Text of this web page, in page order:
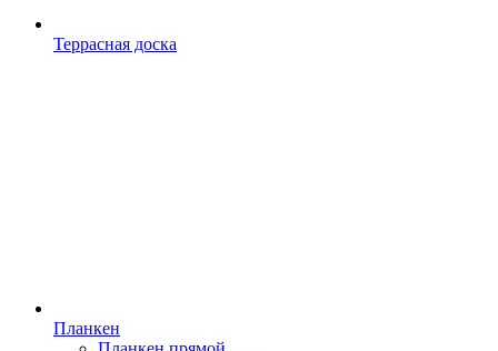
Террасная доска
Планкен